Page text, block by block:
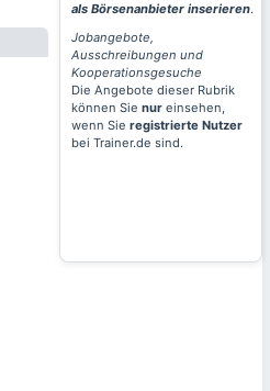
als Börsenanbieter inserieren.
Jobangebote,
Ausschreibungen und
Kooperationsgesuche
Die Angebote dieser Rubrik
können Sie nur einsehen,
wenn Sie registrierte Nutzer
bei Trainer.de sind.